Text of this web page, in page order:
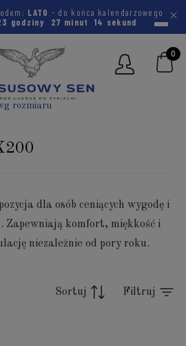
LATO - do końca kalendarzowego
godziny 27 minut 14 sekund
rozmiaru
dla osób ceniących wygodę i
Zapewniają komfort, miękkość i
niezależnie od pory roku.
Sortuj Filtruj